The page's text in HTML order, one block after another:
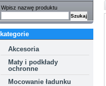
Wpisz nazwę produktu
kategorie
Akcesoria
Maty i podkłady
ochronne
Mocowanie ładunku